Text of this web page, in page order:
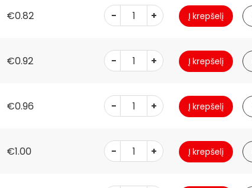
€0.82 - + Į krepšelį
€0.92 - + Į krepšelį
€0.96 - + Į krepšelį
€1.00 - + Į krepšelį